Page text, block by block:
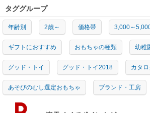
タググループ
年齢別 2歳～ 価格帯 3,000～
ギフトにおすすめ おもちゃの種類 幼稚
グッド・トイ グッド・トイ2018 カタロ
あそびのむし選定おもちゃ ブランド・工房